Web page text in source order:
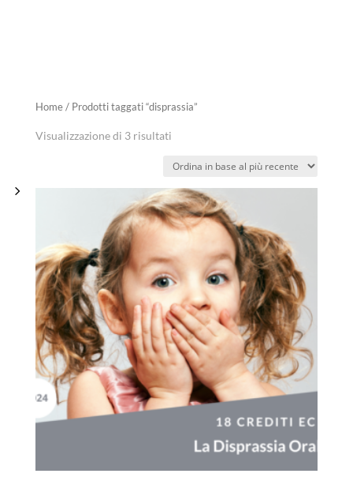
Home/ Prodotti taggati “disprassia”
Visualizzazione di 3 risultati